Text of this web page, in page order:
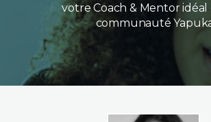
votre Coach & Mentor idéal
communauté